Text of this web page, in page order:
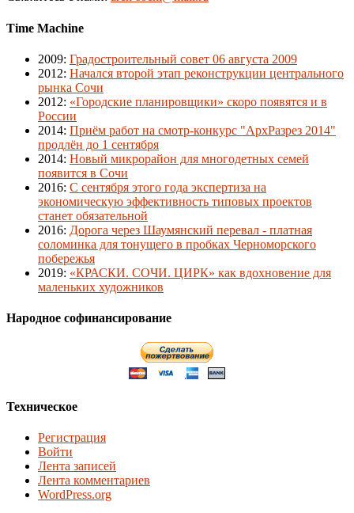
Time Machine
2009: Градостроительный совет 06 августа 2009
2012: Начался второй этап реконструкции центрального
рынка Сочи
2012: «Городские планировщики» скоро появятся и в
России
2014: Приём работ на смотр-конкурс "АрхРазрез 2014"
продлён до 1 сентября
2014: Новый микрорайон для многодетных семей
появится в Сочи
2016: С сентября этого года экспертиза на
экономическую эффективность типовых проектов
станет обязательной
2016: Дорога через Шаумянский перевал - платная
соломинка для тонущего в пробках Черноморского
побережья
2019: «КРАСКИ. СОЧИ. ЦИРК» как вдохновение для
маленьких художников
Народное софинансирование
Техническое
Регистрация
Войти
Лента записей
Лента комментариев
WordPress.org